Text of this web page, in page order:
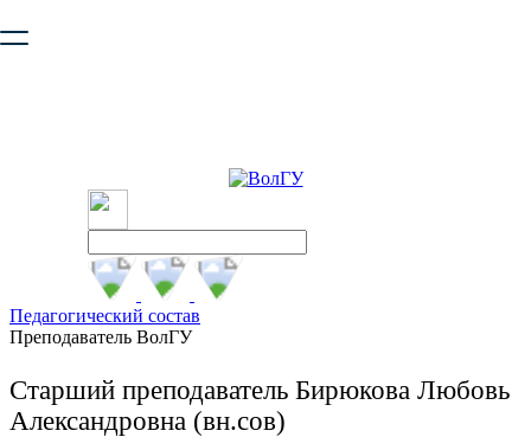
безопасную работу с сайтом. Пожалуйста
Педагогический состав
Преподаватель ВолГУ
Старший преподаватель Бирюкова Любовь
Александровна (вн.сов)